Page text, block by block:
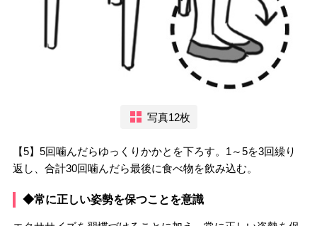
写真12枚
【5】5回噛んだらゆっくりかかとを下ろす。1～5を3回繰り
返し、合計30回噛んだら最後に食べ物を飲み込む。
◆常に正しい姿勢を保つことを意識